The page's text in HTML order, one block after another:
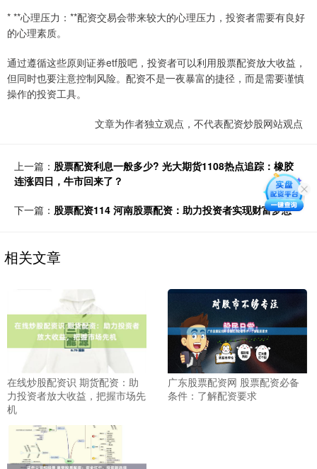
* **心理压力：**配资交易会带来较大的心理压力，投资者需要有良好
的心理素质。
通过遵循这些原则证券etf股吧，投资者可以利用股票配资放大收益，
但同时也要注意控制风险。配资不是一夜暴富的捷径，而是需要谨慎
操作的投资工具。
文章为作者独立观点，不代表配资炒股网站观点
上一篇： 股票配资利息一般多少? 光大期货1108热点追踪：橡胶
连涨四日，牛市回来了？
下一篇： 股票配资114 河南股票配资：助力投资者实现财富梦想
相关文章
在线炒股配资识 期货配资：助
力投资者放大收益，把握市场先
机
广东股票配资网 股票配资必备
条件：了解配资要求